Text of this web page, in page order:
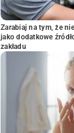
Zarabiaj na tym, że
jako dodatkowe
zakładu